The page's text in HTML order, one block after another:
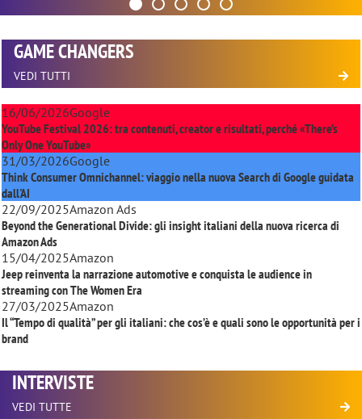
GAME CHANGERS
VEDI TUTTI
16/06/2026Google
YouTube Festival 2026: tra contenuti, creator e risultati, perché «There’s
Only One YouTube»
31/03/2026Google
Think Consumer Omnichannel: viaggio nella nuova Search di Google guidata
dall'AI
22/09/2025Amazon Ads
Beyond the Generational Divide: gli insight italiani della nuova ricerca di
Amazon Ads
15/04/2025Amazon
Jeep reinventa la narrazione automotive e conquista le audience in
streaming conThe Women Era
27/03/2025Amazon
Il “Tempo di qualità” per gli italiani: che cos’è e quali sono le opportunità per i
brand
INTERVISTE
VEDI TUTTE